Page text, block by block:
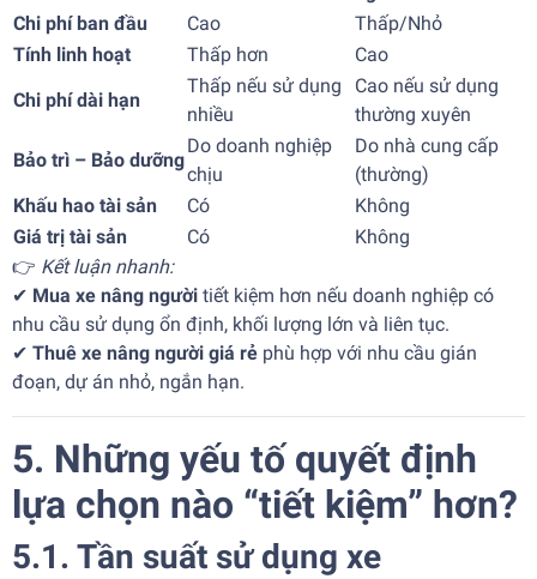
Chi phí ban đầu
Cao
Thấp/Nhỏ
Tính linh hoạt
Thấp hơn
Cao
Chi phí dài hạn
Thấp nếu sử dụng
nhiều
Cao nếu sử dụng
thường xuyên
Bảo trì – Bảo dưỡng
Do doanh nghiệp
chịu
Do nhà cung cấp
(thường)
Khấu hao tài sản
Có
Không
Giá trị tài sản
Có
Không
👉 Kết luận nhanh:
✔ Mua xe nâng người tiết kiệm hơn nếu doanh nghiệp có
nhu cầu sử dụng ổn định, khối lượng lớn và liên tục.
✔ Thuê xe nâng người giá rẻ phù hợp với nhu cầu gián
đoạn, dự án nhỏ, ngắn hạn.
5. Những yếu tố quyết định
lựa chọn nào “tiết kiệm” hơn?
5.1. Tần suất sử dụng xe